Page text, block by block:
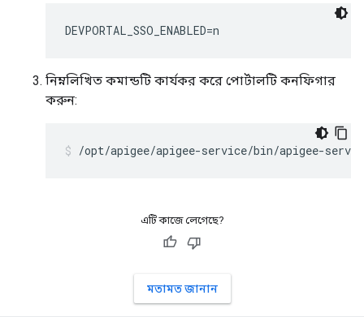
DEVPORTAL_SSO_ENABLED=n
নিম্নলিখিত কমান্ডটি কার্যকর করে পোর্টালটি কনফিগার
করুন:
/opt/apigee/apigee-service/bin/apigee-
এটি কাজে লেগেছে?
মতামত জানান